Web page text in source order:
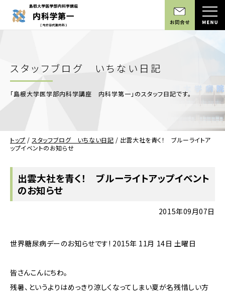
スタッフブログ いちない日記
「島根大学医学部内科学講座 内科学第一」のスタッフ日記です。
トップ / スタッフブログ いちない日記 / 出雲大社を青く！ ブルーライトア
ップイベントのお知らせ
出雲大社を青く！ ブルーライトアップイベント
のお知らせ
2015年09月07日
世界糖尿病デーのお知らせです! 2015年 11月 14日 土曜日
皆さんこんにちわ。
残暑、というよりはめっきり涼しくなってしまい夏が名残惜しい方